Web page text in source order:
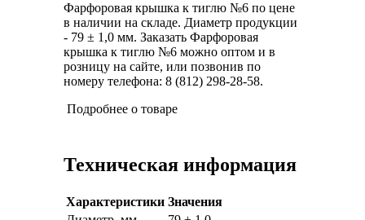
Фарфоровая крышка к тиглю №6 по цене
в наличии на складе. Диаметр продукции
- 79 ± 1,0 мм. Заказать Фарфоровая
крышка к тиглю №6 можно оптом и в
розницу на сайте, или позвонив по
номеру телефона: 8 (812) 298-28-58.
Подробнее о товаре
Техническая информация
Характеристики Значения